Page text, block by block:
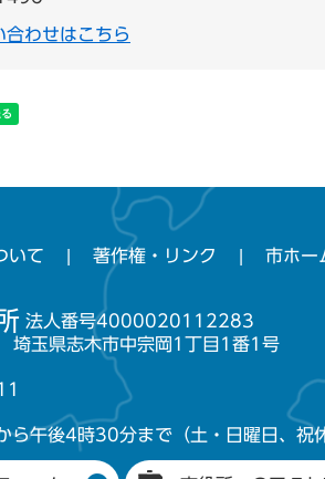
合わせはこちら
いて 著作権・リンク 市ホー
法人番号4000020112283
玉県志木市中宗岡1丁目1番1号
ら午後4時30分まで（土・日曜日、祝